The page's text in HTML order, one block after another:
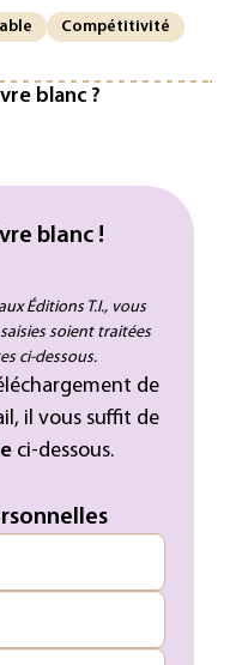
Compétitivité
blanc ?
blanc !
Éditions T.I., vous
soient traitées
ci-dessous.
de
il vous suffit de
ci-dessous.